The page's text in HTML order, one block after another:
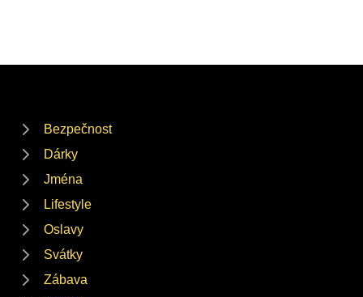
Bezpečnost
Dárky
Jména
Lifestyle
Oslavy
Svátky
Zábava